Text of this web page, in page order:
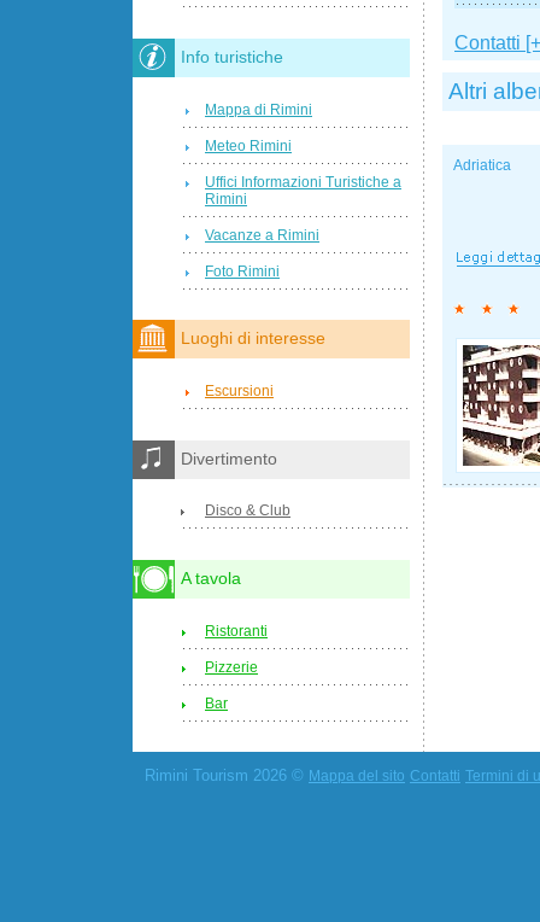
Contatti
Altri
Adriatica
Info turistiche
Mappa di Rimini
Meteo Rimini
Uffici Informazioni Turistiche a
Rimini
Vacanze a Rimini
Foto Rimini
Luoghi di interesse
Escursioni
Divertimento
Disco & Club
A tavola
Ristoranti
Pizzerie
Bar
Rimini Tourism 2026 © Mappa del sito Contatti Termini di